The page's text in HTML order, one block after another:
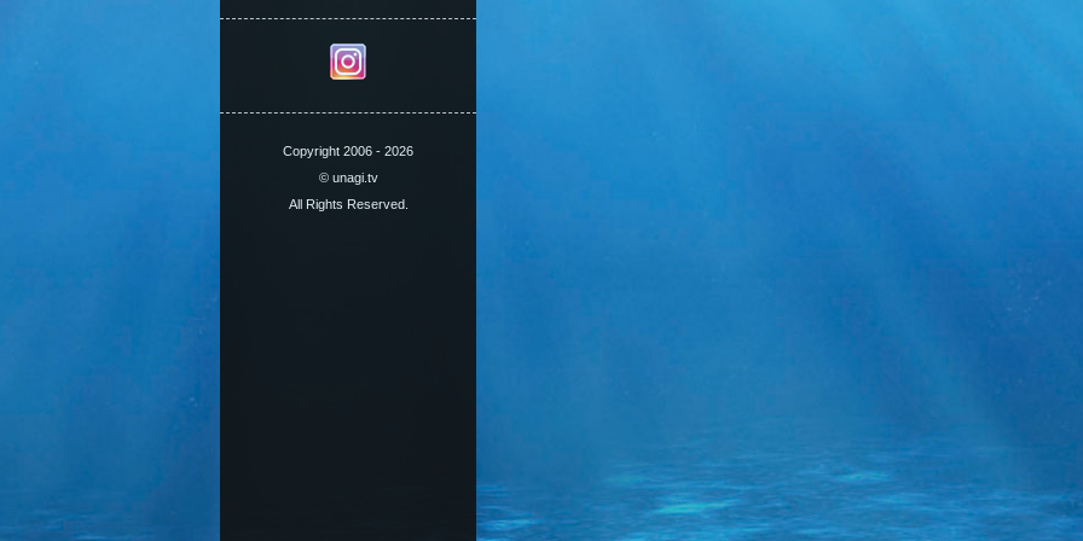
Copyright 2006 - 2026
© unagi.tv
All Rights Reserved.